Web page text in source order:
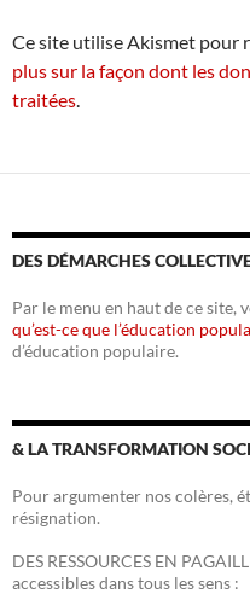
Ce site utilise Akismet pour
plus sur la façon dont les
traitées
DES DÉMARCHES
Par le menu en haut de ce site,
qu’est-ce que l’éducation
d’éducation populaire.
& LA TRANSFORMATION
Pour argumenter nos colères,
résignation.
DES RESSOURCES EN
accessibles dans tous les sens :